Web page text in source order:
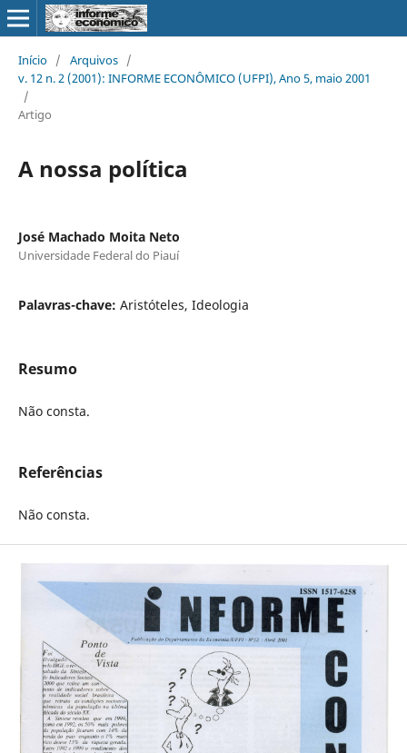
Início / Arquivos /
v. 12 n. 2 (2001): INFORME ECONÔMICO (UFPI), Ano 5, maio 2001
/
Artigo
A nossa política
José Machado Moita Neto
Universidade Federal do Piauí
Palavras-chave: Aristóteles, Ideologia
Resumo
Não consta.
Referências
Não consta.